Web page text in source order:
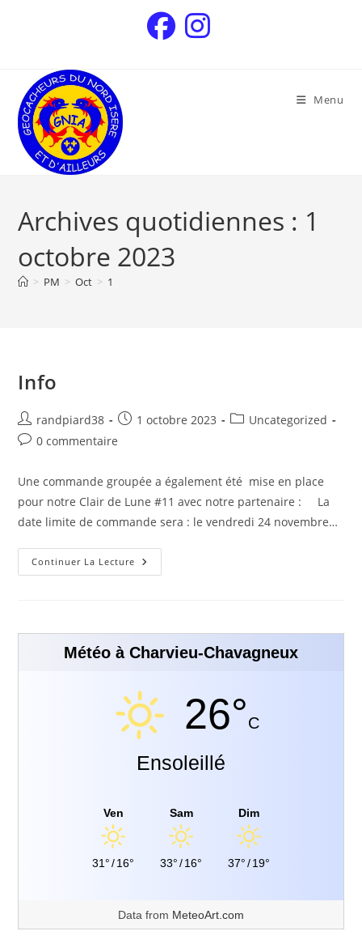
Menu
Archives quotidiennes : 1
octobre 2023
> PM > Oct > 1
Info
randpiard38 1 octobre 2023
Uncategorized
0 commentaire
Une commande groupée a également été mise en place
pour notre Clair de Lune #11 avec notre partenaire : La
date limite de commande sera : le vendredi 24 novembre…
Continuer La Lecture
Météo à Charvieu-Chavagneux
26°C
Ensoleillé
Ven
31°/16°
Sam
33°/16°
Dim
37°/19°
Data from MeteoArt.com